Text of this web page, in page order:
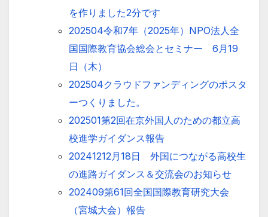
を作りました2分です
202504令和7年（2025年）NPO法人全
国国際教育協会総会とセミナー 6月19
日（木）
202504クラウドファンディングのポスタ
ーつくりました。
202501第2回在京外国人のための都立高
校進学ガイダンス報告
20241212月18日 外国につながる高校生
の進路ガイダンス＆交流会のお知らせ
202409第61回全国国際教育研究大会
（宮城大会）報告